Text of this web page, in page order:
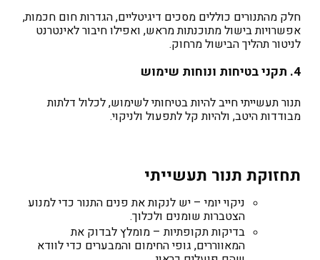
חלק מהתנורים כוללים מסכים דיגיטליים, הגדרות חום חכמות,
אפשרויות בישול מתוכנתות מראש, ואפילו חיבור לאינטרנט
לניטור תהליך הבישול מרחוק.
4. תקני בטיחות ונוחות שימוש
תנור תעשייתי חייב להיות בטיחותי לשימוש, לכלול דלתות
מבודדות היטב, ולהיות קל לתפעול ולניקוי.
תחזוקת תנור תעשייתי
ניקוי יומי – יש לנקות את פנים התנור כדי למנוע
הצטברות שומנים ולכלוך.
בדיקות תקופתיות– מומלץ לבדוק את
המאווררים, גופי החימום והמבערים כדי לוודא